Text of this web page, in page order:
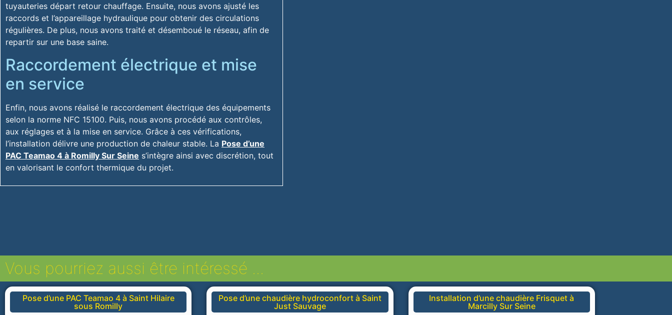
tuyauteries départ retour chauffage. Ensuite, nous avons ajusté les
raccords et l’appareillage hydraulique pour obtenir des circulations
régulières. De plus, nous avons traité et désemboué le réseau, afin de
repartir sur une base saine.
Raccordement électrique et mise
en service
Enfin, nous avons réalisé le raccordement électrique des équipements
selon la norme NFC 15100. Puis, nous avons procédé aux contrôles,
aux réglages et à la mise en service. Grâce à ces vérifications,
l’installation délivre une production de chaleur stable. La Pose d’une
PAC Teamao 4 à Romilly Sur Seine s’intègre ainsi avec discrétion, tout
en valorisant le confort thermique du projet.
Vous pourriez aussi être intéressé ...
Pose d’une PAC Teamao 4 à Saint Hilaire
sous Romilly
Pose d’une chaudière hydroconfort à Saint
Just Sauvage
Installation d’une chaudière Frisquet à
Marcilly Sur Seine